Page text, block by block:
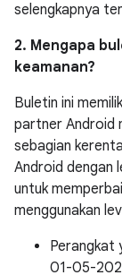
selengkapnya
2. Mengapa
keamanan?
Buletin ini
partner Android
sebagian
Android dengan
untuk
menggunakan
Perangkat
01-05-